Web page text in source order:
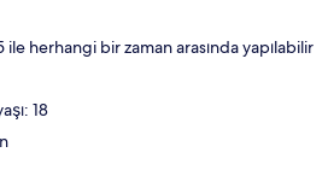
ile herhangi bir zaman arasında yapılabilir
18